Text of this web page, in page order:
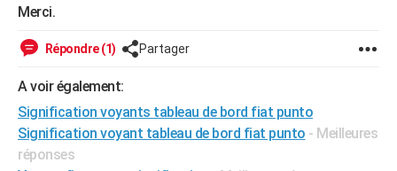
Se connecter
Primaires
Universités
Entreprises
Service militaire
Avis de recherche
FORUM
Merci.
Répondre (1) Partager
A voir également:
Signification voyants tableau de bord fiat punto
Signification voyant tableau de bord fiat punto - Meilleures
réponses